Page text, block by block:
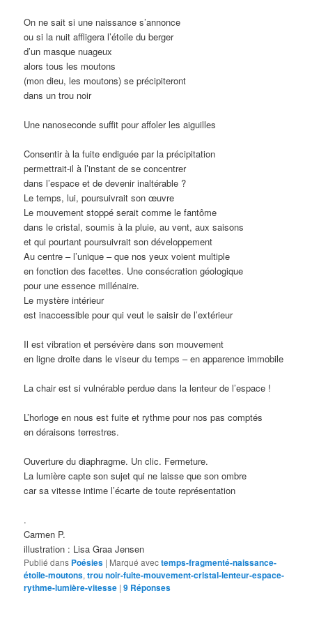
On ne sait si une naissance s’annonce
ou si la nuit affligera l’étoile du berger
d’un masque nuageux
alors tous les moutons
(mon dieu, les moutons) se précipiteront
dans un trou noir
Une nanoseconde suffit pour affoler les aiguilles
Consentir à la fuite endiguée par la précipitation
permettrait-il à l’instant de se concentrer
dans l’espace et de devenir inaltérable ?
Le temps, lui, poursuivrait son œuvre
Le mouvement stoppé serait comme le fantôme
dans le cristal, soumis à la pluie, au vent, aux saisons
et qui pourtant poursuivrait son développement
Au centre – l’unique – que nos yeux voient multiple
en fonction des facettes. Une consécration géologique
pour une essence millénaire.
Le mystère intérieur
est inaccessible pour qui veut le saisir de l’extérieur
Il est vibration et persévère dans son mouvement
en ligne droite dans le viseur du temps – en apparence immobile
La chair est si vulnérable perdue dans la lenteur de l’espace !
L’horloge en nous est fuite et rythme pour nos pas comptés
en déraisons terrestres.
Ouverture du diaphragme. Un clic. Fermeture.
La lumière capte son sujet qui ne laisse que son ombre
car sa vitesse intime l’écarte de toute représentation
.
Carmen P.
illustration : Lisa Graa Jensen
Publié dans Poésies | Marqué avectemps-fragmenté-naissance-
étoile-moutons,trou noir-fuite-mouvement-cristal-lenteur-espace-
rythme-lumière-vitesse |9 Réponses